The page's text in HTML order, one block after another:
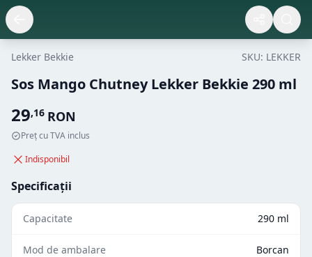
Lekker Bekkie SKU: LEKKER
Sos Mango Chutney Lekker Bekkie 290 ml
29,16 RON
Preț cu TVA inclus
Indisponibil
Specificații
Capacitate 290 ml
Mod de ambalare Borcan